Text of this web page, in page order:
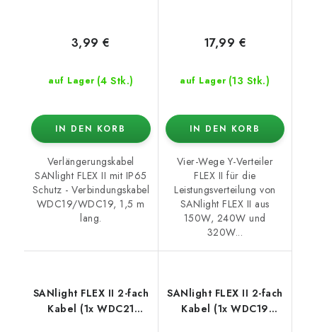
auf Lager (4 Stk.)
3,99 €
IN DEN KORB
Verlängerungskabel
SANlight FLEX II mit IP65
Schutz - Verbindungskabel
WDC19/WDC19, 1,5 m
lang.
auf Lager (13 Stk.)
17,99 €
IN DEN KORB
Vier-Wege Y-Verteiler
FLEX II für die
Leistungsverteilung von
SANlight FLEX II aus
150W, 240W und
320W...
SANlight FLEX II 2-fach
Kabel (1x WDC21
SANlight FLEX II 2-fach
Kabel (1x WDC19